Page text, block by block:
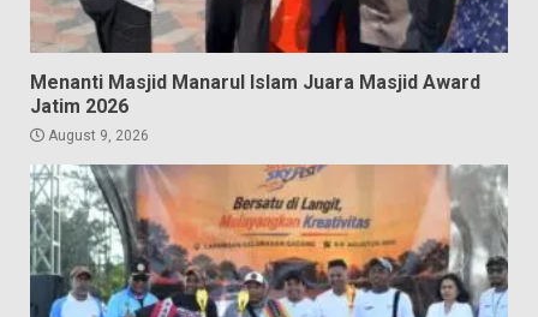
Menanti Masjid Manarul Islam Juara Masjid Award
Jatim 2026
August 9, 2026